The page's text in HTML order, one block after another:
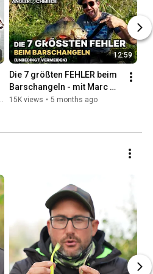
12:59
Die 7 größten FEHLER beim
Barschangeln - mit Marc
Ptacovsky
15K views • 5 months ago